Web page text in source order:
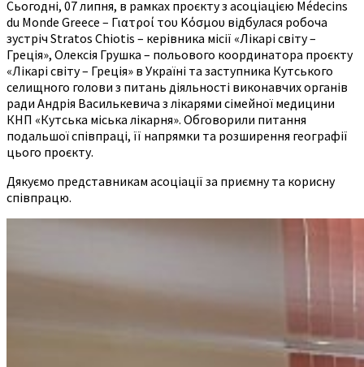
Сьогодні, 07 липня, в рамках проєкту з асоціацією Médecins
du Monde Greece – Γιατροί του Κόσμου відбулася робоча
зустріч Stratos Chiotis – керівника місії «Лікарі світу –
Греція», Олексія Грушка – польового координатора проєкту
«Лікарі світу – Греція» в Україні та заступника Кутського
селищного голови з питань діяльності виконавчих органів
ради Андрія Василькевича з лікарями сімейної медицини
КНП «Кутська міська лікарня». Обговорили питання
подальшої співпраці, її напрямки та розширення географії
цього проєкту.
Дякуємо представникам асоціації за приємну та корисну
співпрацю.